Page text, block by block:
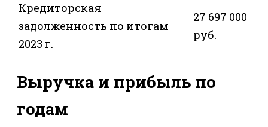
Кредиторская
задолженность по итогам
2023 г.
27 697 000
руб.
Выручка и прибыль по
годам